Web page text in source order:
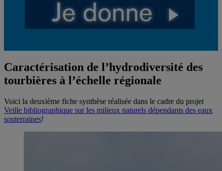
Caractérisation de l’hydrodiversité des
tourbières à l’échelle régionale
Voici la deuxième fiche synthèse réalisée dans le cadre du projet
Veille bibliographique sur les milieux naturels dépendants des eaux
souterraines!